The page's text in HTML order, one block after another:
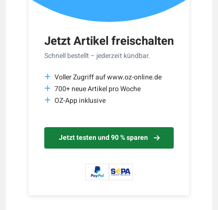
Jetzt Artikel freischalten
Schnell bestellt – jederzeit kündbar.
Voller Zugriff auf www.oz-online.de
700+ neue Artikel pro Woche
OZ-App inklusive
Jetzt testen und 90 % sparen